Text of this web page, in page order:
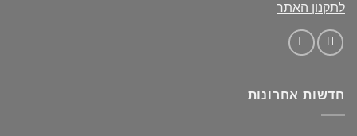
לתקנון האתר
חדשות אחרונות